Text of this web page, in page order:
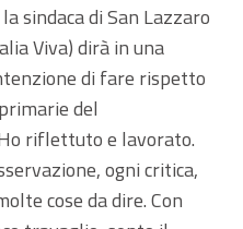
sindaca di San Lazzaro
Viva) dirà in una
di fare rispetto
del
riflettuto e lavorato.
ogni critica,
cose da dire. Con